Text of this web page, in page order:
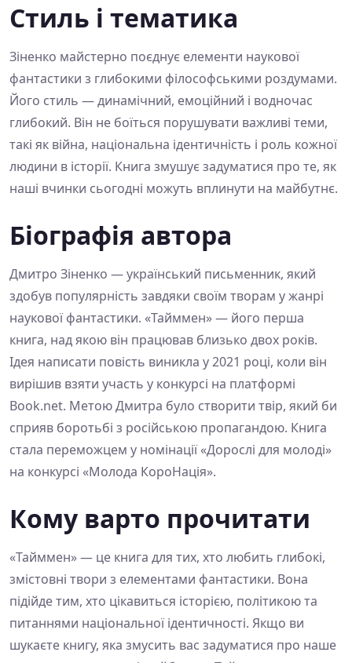
Стиль і тематика
Зіненко майстерно поєднує елементи наукової
фантастики з глибокими філософськими роздумами.
Його стиль — динамічний, емоційний і водночас
глибокий. Він не боїться порушувати важливі теми,
такі як війна, національна ідентичність і роль кожної
людини в історії. Книга змушує задуматися про те, як
наші вчинки сьогодні можуть вплинути на майбутнє.
Біографія автора
Дмитро Зіненко — український письменник, який
здобув популярність завдяки своїм творам у жанрі
наукової фантастики. «Тайммен» — його перша
книга, над якою він працював близько двох років.
Ідея написати повість виникла у 2021 році, коли він
вирішив взяти участь у конкурсі на платформі
Book.net. Метою Дмитра було створити твір, який би
сприяв боротьбі з російською пропагандою. Книга
стала переможцем у номінації «Дорослі для молоді»
на конкурсі «Молода КороНація».
Кому варто прочитати
«Тайммен» — це книга для тих, хто любить глибокі,
змістовні твори з елементами фантастики. Вона
підійде тим, хто цікавиться історією, політикою та
питаннями національної ідентичності. Якщо ви
шукаєте книгу, яка змусить вас задуматися про наше